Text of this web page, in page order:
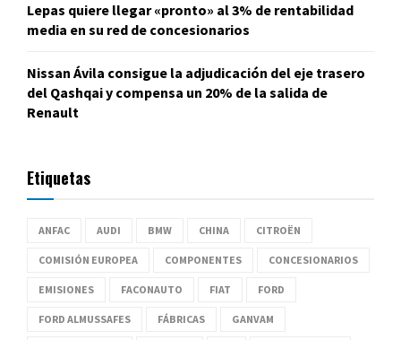
Lepas quiere llegar «pronto» al 3% de rentabilidad
media en su red de concesionarios
Nissan Ávila consigue la adjudicación del eje trasero
del Qashqai y compensa un 20% de la salida de
Renault
Etiquetas
ANFAC AUDI BMW CHINA CITROËN
COMISIÓN EUROPEA COMPONENTES CONCESIONARIOS
EMISIONES FACONAUTO FIAT FORD
FORD ALMUSSAFES FÁBRICAS GANVAM